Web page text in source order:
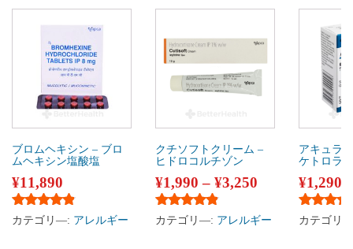
ブロムヘキシン – ブロ
ムヘキシン塩酸塩
¥11,890
5段階中 4.67の評価
カテゴリ―: アレルギー
クチソフトクリーム –
ヒドロコルチゾン
¥1,990 – ¥3,250
5段階中 4.67の評価
カテゴリ―: アレルギー
アキュラ
ケトロラ
¥1,290
5段階中
カテゴリ